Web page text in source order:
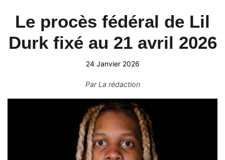
Le procès fédéral de Lil
Durk fixé au 21 avril 2026
24 Janvier 2026
ParLa rédaction